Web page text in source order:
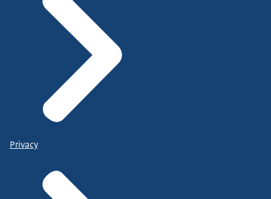
Privacy